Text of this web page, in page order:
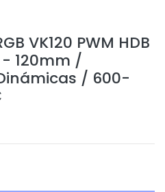
VK120 PWM HDB
120mm /
/ 600-